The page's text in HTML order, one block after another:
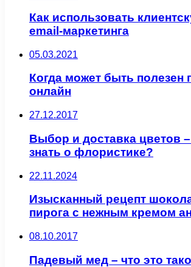
Как использовать
email-маркетинга
05.03.2021
Когда может быть полезен
онлайн
27.12.2017
Выбор и доставка цветов
знать о флористике?
22.11.2024
Изысканный рецепт
пирога с нежным кремом
08.10.2017
Падевый мед – что это